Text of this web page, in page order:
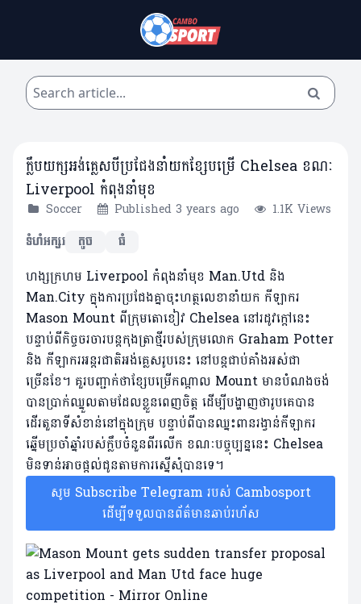
ក្លឹបយក្សអង់គ្លេសបីប្រជែងនាំយកខ្សែបម្រើ Chelsea ខណៈ
Liverpool កំពុងនាំមុខ
Soccer Published 3 years ago
1.1K Views
ទំហំអក្សរ
តូច ធំ
ហង្សក្រហម Liverpool កំពុងនាំមុខ Man.Utd និង
Man.City ក្នុងការប្រជែងគ្នាចុះហត្ថលេខានាំយក កីឡាករ
Mason Mount ពីក្រុមតោខៀវ Chelsea នៅរដូវក្តៅនេះ
បន្ទាប់ពីកិច្ចចរចារបន្តកុងត្រាថ្មីរបស់ក្រុមលោក Graham Potter
និង កីឡាករអន្តរជាតិអង់គ្លេសរូបនេះ នៅបន្តជាប់គាំងអស់ជា
ច្រើនខែ។ គួរបញ្ជាក់ថាខ្សែបម្រើកណ្តាល Mount មានបំណងចង់
បានប្រាក់ឈ្នួលតាមដែលខ្លួនពេញចិត្ត ដើម្បីបង្ហាញថារូបគេបាន
ដើរតួនាទីសំខាន់នៅក្នុងក្រុម បន្ទាប់​ពី​បានឈ្នះពានរង្វាន់កីឡាករ
ឆ្នើមប្រចាំ​ឆ្នាំរបស់ក្លឹបចំនួនពីរលើក ខណៈបច្ចុប្បន្ននេះ Chelsea
មិន​ទាន់​អាច​ផ្តល់​ជូនតាមការស្នើសុំ​បាន​ទេ។
សូម Subscribe Telegram របស់ Cambosport
ដើម្បីទទួលបានព័ត៌មានឆាប់រហ័ស